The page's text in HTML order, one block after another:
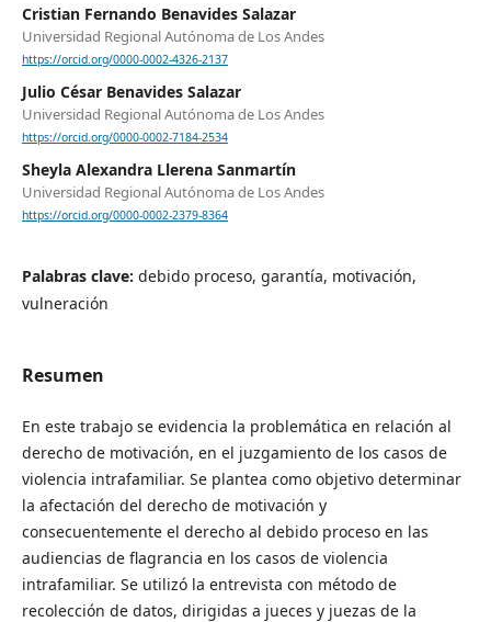
Cristian Fernando Benavides Salazar
Universidad Regional Autónoma de Los Andes
https://orcid.org/0000-0002-4326-2137
Julio César Benavides Salazar
Universidad Regional Autónoma de Los Andes
https://orcid.org/0000-0002-7184-2534
Sheyla Alexandra Llerena Sanmartín
Universidad Regional Autónoma de Los Andes
https://orcid.org/0000-0002-2379-8364
Palabras clave: debido proceso, garantía, motivación,
vulneración
Resumen
En este trabajo se evidencia la problemática en relación al
derecho de motivación, en el juzgamiento de los casos de
violencia intrafamiliar. Se plantea como objetivo determinar
la afectación del derecho de motivación y
consecuentemente el derecho al debido proceso en las
audiencias de flagrancia en los casos de violencia
intrafamiliar. Se utilizó la entrevista con método de
recolección de datos, dirigidas a jueces y juezas de la